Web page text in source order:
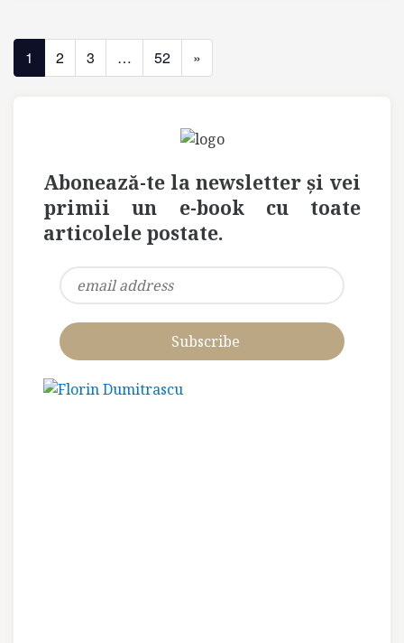
ungur,
in
stare
1 2 3 … 52 »
Abonează-te la newsletter și vei
primii un e-book cu toate
articolele postate.